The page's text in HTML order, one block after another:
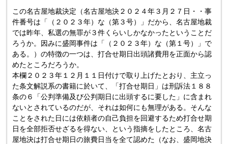
この名古屋地裁決定（名古屋地決２０２４年３月２７日・・事
件番号は「（２０２３年）な（第３号）」だから、名古屋地裁
では昨年、私選の無罪が３件くらいしかなかったということだ
ろうか。因みに盛岡事件は「（２０２３年）な（第１号）」で
ある。）の特徴の一つは、打合せ期日出頭諸費用を正面から認
めたところだろうか。
本欄２０２３年１２月１１日付けで取り上げたとおり、主立っ
た条文解説系の書籍に於いて、「打合せ期日」は刑訴法１８８
条の６「公判準備及び公判期日に出頭するに要した」に含まれ
ないとされているのだが、それは如何にも無理がある。そんな
ことをされた日には依頼者の自己負担を回避するため打合せ期
日を全部拒否せざるを得ない、という指摘をしたところ、名古
屋地決は打合せ期日の旅費日当を全て認めた（なお、盛岡地決